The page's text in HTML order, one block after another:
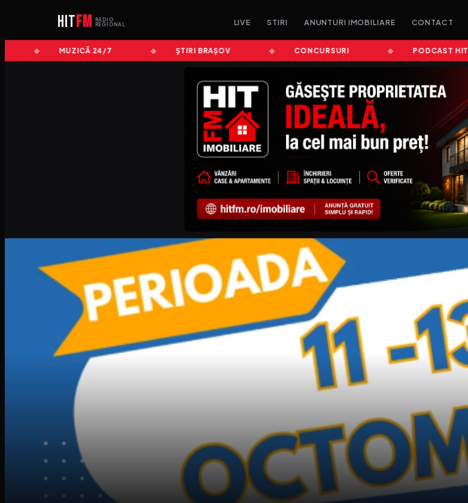
HITFM
RADIO
REGIONAL
LIVE STIRI ANUNTURI IMOBILIARE CONTACT
MUZICĂ 24/7 ȘTIRI BRAȘOV CONCURSURI PODCAST HIT